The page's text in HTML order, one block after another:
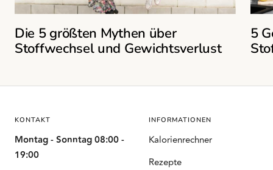
Die 5 größten Mythen über
Stoffwechsel und Gewichtsverlust
5
KONTAKT
Montag - Sonntag 08:00 -
19:00
INFORMATIONEN
Kalorienrechner
Rezepte